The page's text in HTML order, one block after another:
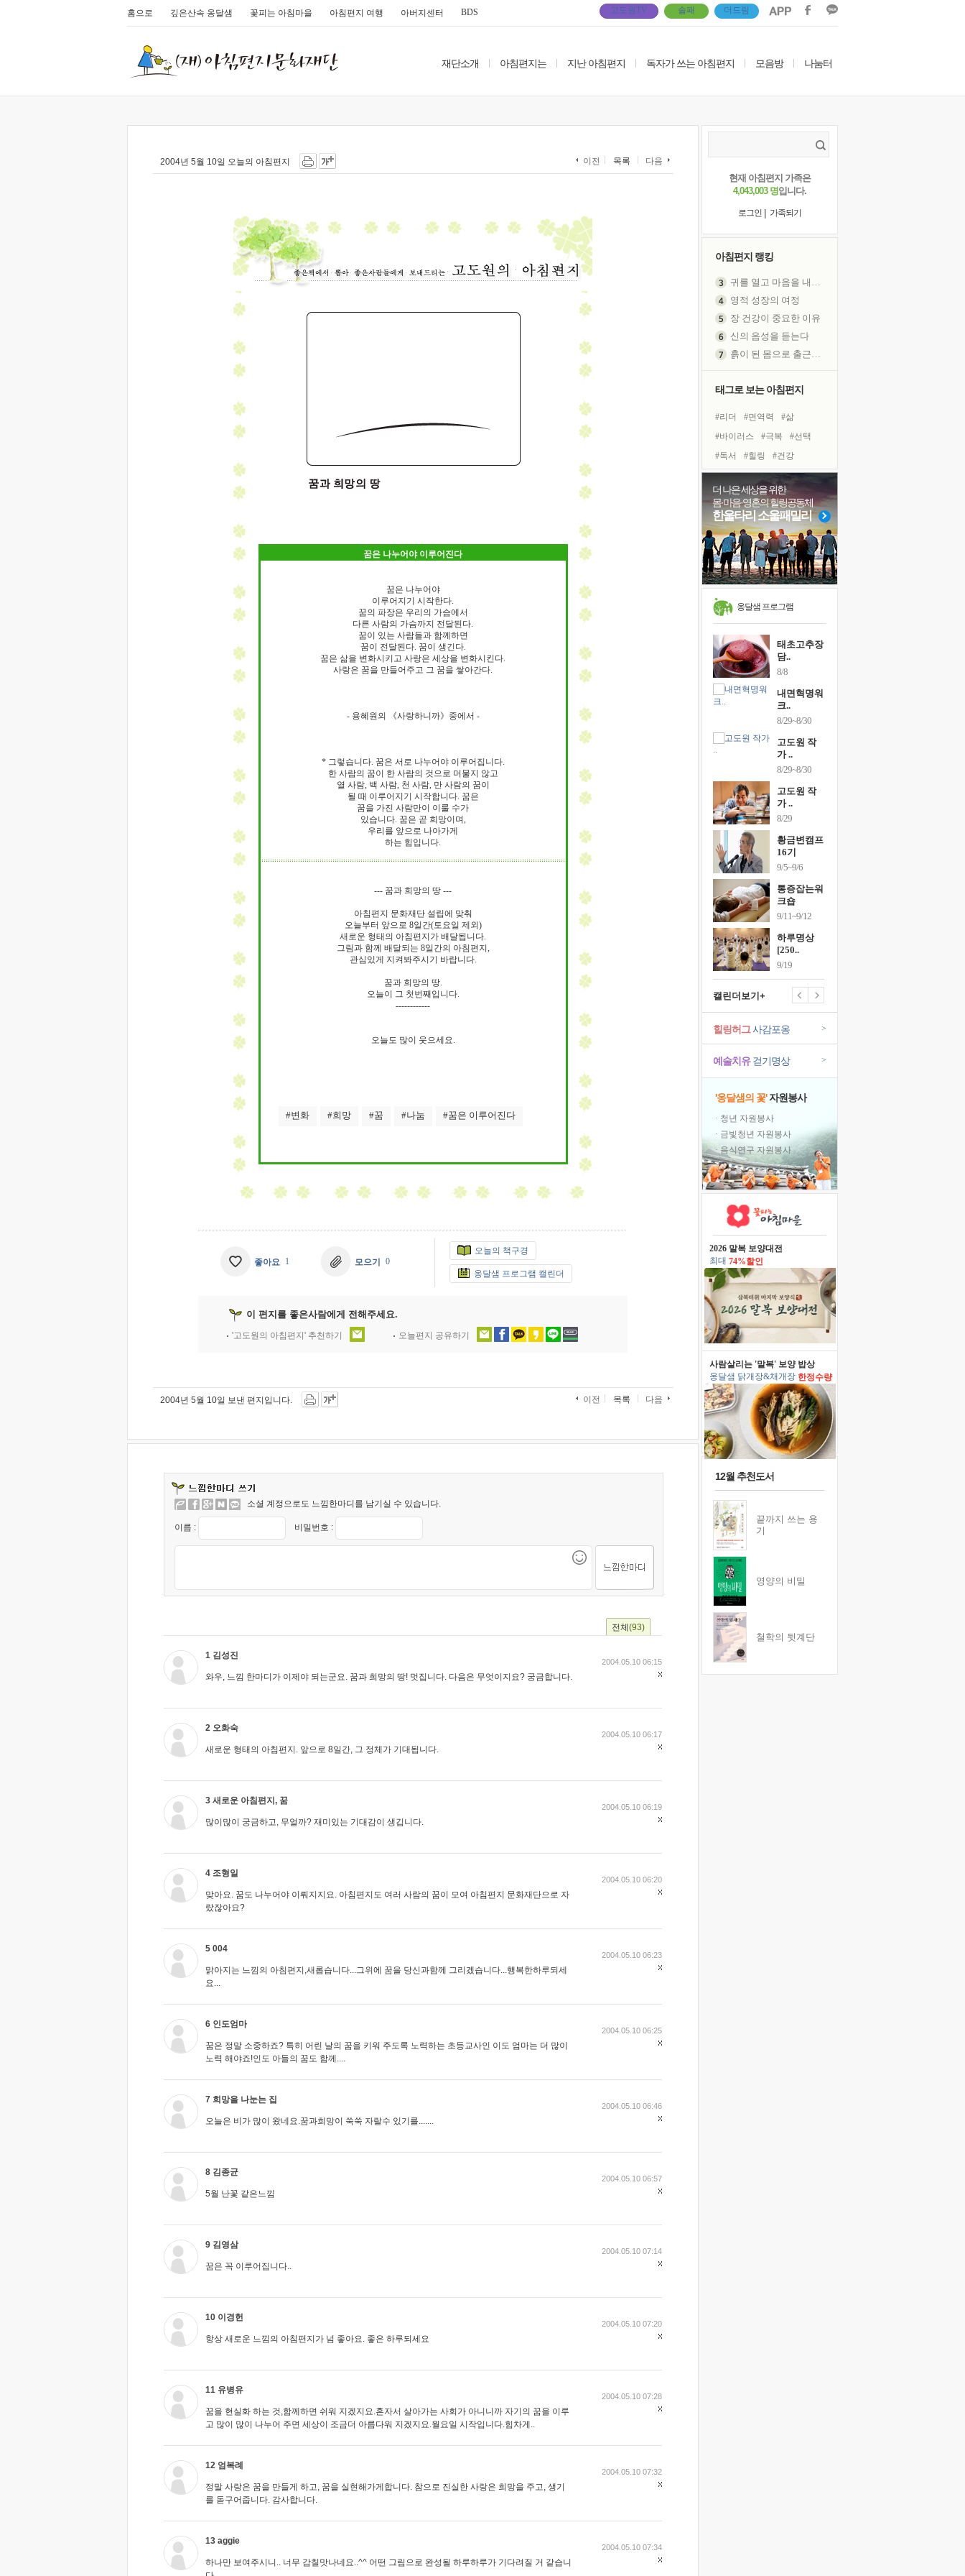
홈으로 깊은산속 옹달샘 꽃피는 아침마을 아침편지 여행 아버지센터 BDS 고도원TV 솔패 더드림
재단소개 아침편지는 지난 아침편지 독자가 쓰는 아침편지 모음방 나눔터
2004년 5월 10일 오늘의 아침편지 이전 목록 다음
꿈은 나누어야 이루어진다
꿈은 나누어야
이루어지기 시작한다.
꿈의 파장은 우리의 가슴에서
다른 사람의 가슴까지 전달된다.
꿈이 있는 사람들과 함께하면
꿈이 전달된다. 꿈이 생긴다.
꿈은 삶을 변화시키고 사랑은 세상을 변화시킨다.
사랑은 꿈을 만들어주고 그 꿈을 쌓아간다.
- 용혜원의 《사랑하니까》중에서 -
* 그렇습니다. 꿈은 서로 나누어야 이루어집니다.
한 사람의 꿈이 한 사람의 것으로 머물지 않고
열 사람, 백 사람, 천 사람, 만 사람의 꿈이
될 때 이루어지기 시작합니다. 꿈은
꿈을 가진 사람만이 이룰 수가
있습니다. 꿈은 곧 희망이며,
우리를 앞으로 나아가게
하는 힘입니다.
--- 꿈과 희망의 땅 ---
아침편지 문화재단 설립에 맞춰
오늘부터 앞으로 8일간(토요일 제외)
새로운 형태의 아침편지가 배달됩니다.
그림과 함께 배달되는 8일간의 아침편지,
관심있게 지켜봐주시기 바랍니다.
꿈과 희망의 땅.
오늘이 그 첫번째입니다.
------------
오늘도 많이 웃으세요.
#변화 #희망 #꿈 #나눔 #꿈은 이루어진다
좋아요 1 모으기 0
오늘의 책구경
옹달샘 프로그램 캘린더
이 편지를 좋은사람에게 전해주세요.
'고도원의 아침편지' 추천하기 오늘편지 공유하기
2004년 5월 10일 보낸 편지입니다. 이전 목록 다음
소셜 계정으로도 느낌한마디를 남기실 수 있습니다.
이름 : 비밀번호 :
전체 (93)
1 김성진
와우, 느낌 한마디가 이제야 되는군요. 꿈과 희망의 땅! 멋집니다. 다음은 무엇이지요? 궁금합니다.
2004.05.10 06:15
2 오화숙
새로운 형태의 아침편지. 앞으로 8일간, 그 정체가 기대됩니다.
2004.05.10 06:17
3 새로운 아침편지, 꿈
많이많이 궁금하고, 무얼까? 재미있는 기대감이 생깁니다.
2004.05.10 06:19
4 조형일
맞아요. 꿈도 나누어야 이뤄지지요. 아침편지도 여러 사람의 꿈이 모여 아침편지 문화재단으로 자
랐잖아요?
2004.05.10 06:20
5 004
맑아지는 느낌의 아침편지,새롭습니다...그위에 꿈을 당신과함께 그리겠습니다...행복한하루되세
요...
2004.05.10 06:23
6 인도엄마
꿈은 정말 소중하죠? 특히 어린 날의 꿈을 키워 주도록 노력하는 초등교사인 이도 엄마는 더 많이
노력 해야죠!인도 아들의 꿈도 함께....
2004.05.10 06:25
7 희망을 나눈는 집
오늘은 비가 많이 왔네요.꿈과희망이 쑥쑥 자랄수 있기를.......
2004.05.10 06:46
8 김종균
5월 난꽃 같은느낌
2004.05.10 06:57
9 김영삼
꿈은 꼭 이루어집니다..
2004.05.10 07:14
10 이경헌
항상 새로운 느낌의 아침편지가 넘 좋아요. 좋은 하루되세요
2004.05.10 07:20
11 유병유
꿈을 현실화 하는 것,함께하면 쉬워 지겠지요.혼자서 살아가는 사회가 아니니까 자기의 꿈을 이루
고 많이 많이 나누어 주면 세상이 조금더 아름다워 지겠지요.월요일 시작입니다.힘차게..
2004.05.10 07:28
12 엄복례
정말 사랑은 꿈을 만들게 하고, 꿈을 실현해가게합니다. 참으로 진실한 사랑은 희망을 주고, 생기
를 돋구어줍니다. 감사합니다.
2004.05.10 07:32
13 aggie
하나만 보여주시니.. 너무 감칠맛나네요..^^ 어떤 그림으로 완성될 하루하루가 기다려질 거 같습니
2004.05.10 07:34
현재 아침편지 가족은
4,043,003 명입니다.
로그인 | 가족되기
아침편지 랭킹
귀를 열고 마음을 내어주고
영적 성장의 여정
장 건강이 중요한 이유
신의 음성을 듣는다
흙이 된 몸으로 출근하는 여자
내가 '나다움'을 찾는 길
꿈이 실제가 되는 것
'말 타는 법'을 먼저
졸업식 사진을 보며
아픈 아버지를 위한 공간 설계
극심한 변비, 어깨결림, 수면 장애
보고 싶은 어머니
유년 시절의 부산 영도 바다
못된 꼰대들
거울 속의 나
희망이란
'모른다'는 것
태그로 보는 아침편지
#리더 #면역력
#삶
#바이러스
#극복
#선택
#독서
#힐링
#건강
#나눔
#도움
#희망
#유튜브
#아이들
#다짐
#경험
#사람
#비전캠프
#계획
#명상
#위기
#링컨학교
#친구
#독서캠프
더 나은 세상을 위한
몸·마음·영혼의 힐링공동체
한울타리 소울패밀리
옹달샘 프로그램
태초고추장
담..
8/8
내면혁명워
크..
8/29~8/30
고도원 작
가 ..
8/29~8/30
고도원 작
가 ..
8/29
황금변캠프
16기
9/5~9/6
통증잡는워
크숍
9/11~9/12
하루명상
[250..
9/19
캘린더보기+
예술치유걷기명상 >
힐링허그사감포옹 >
'옹달샘의 꽃'자원봉사
· 청년 자원봉사
· 금빛청년 자원봉사
· 음식연구 자원봉사
2026 말복 보양대전
최대 74%할인
사람살리는 '말복' 보양 밥상
옹달샘 닭개장&채개장 한정수량
12월 추천도서
끝까지 쓰는 용
기
영양의 비밀
철학의 뒷계단